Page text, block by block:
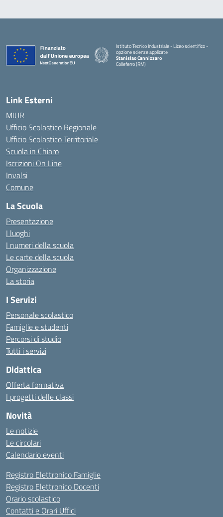
Istituto Tecnico Industriale - Liceo scientifico -
opzione scienze applicate
Stanislao Cannizzaro
Colleferro (RM)
Link Esterni
MIUR
Ufficio Scolastico Regionale
Ufficio Scolastico Territoriale
Scuola in Chiaro
Iscrizioni On Line
Invalsi
Comune
La Scuola
Presentazione
I luoghi
I numeri della scuola
Le carte della scuola
Organizzazione
La storia
I Servizi
Personale scolastico
Famiglie e studenti
Percorsi di studio
Tutti i servizi
Didattica
Offerta formativa
I progetti delle classi
Novità
Le notizie
Le circolari
Calendario eventi
Registro Elettronico Famiglie
Registro Elettronico Docenti
Orario scolastico
Contatti e Orari Uffici